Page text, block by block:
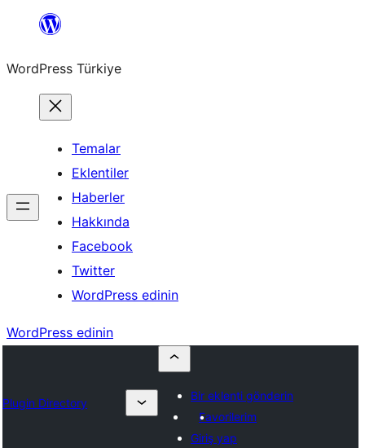
İçeriğe
WordPress Türkiye
Temalar
Eklentiler
Haberler
Hakkında
Facebook
Twitter
WordPress edinin
WordPress edinin
Plugin Directory
Bir eklenti gönderin
Favorilerim
Giriş yap